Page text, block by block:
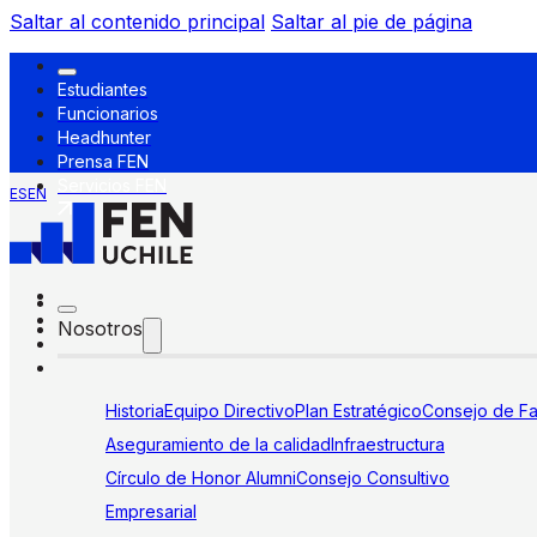
Saltar al contenido principal Saltar al pie de página
Estudiantes
Funcionarios
Headhunter
Prensa FEN
ESEN
Nosotros
HistoriaEquipo DirectivoPlan EstratégicoConsejo de
Aseguramiento de la calidadInfraestructura
Círculo de Honor AlumniConsejo Consultivo
Empresarial